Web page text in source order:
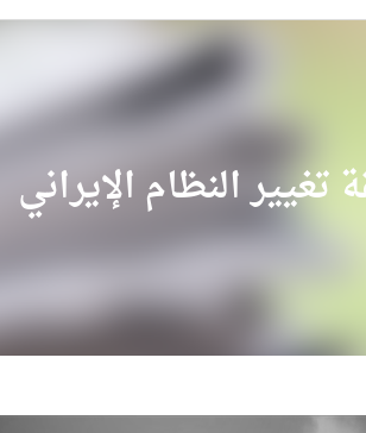
النظام الإيراني